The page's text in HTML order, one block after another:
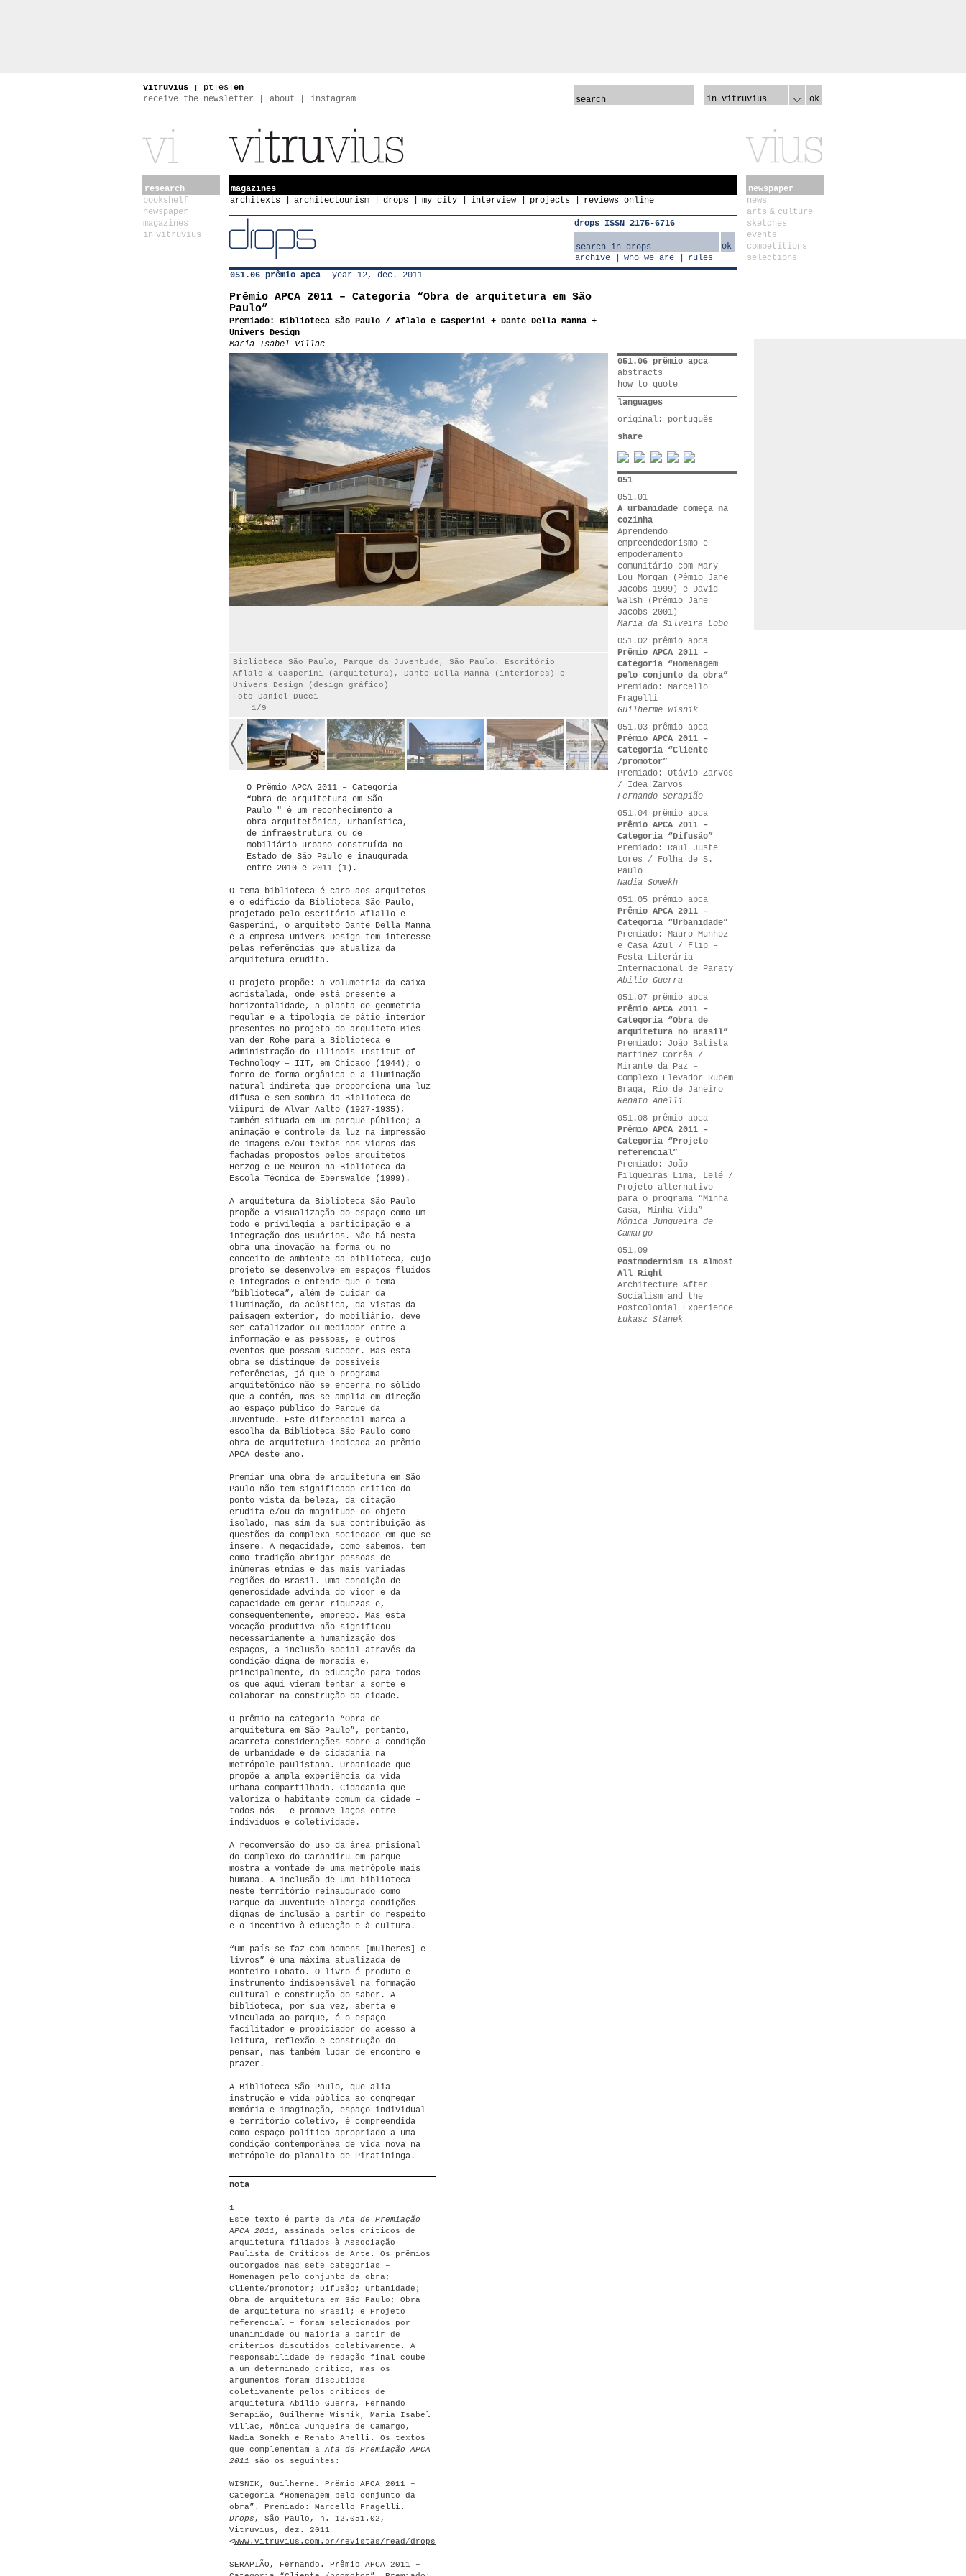
vitruvius | pt | es | en
receive the newsletter
about instagram in vitruvius ok
research
bookshelf
newspaper
magazines
in vitruvius
magazines
architexts
architectourism drops my city interview projects reviews online
drops ISSN 2175-6716
ok
archive
who we are
rules
051.06 prêmio apca
year 12, dec. 2011
Prêmio APCA 2011 – Categoria “Obra de arquitetura em São
Paulo”
Premiado: Biblioteca São Paulo / Aflalo e Gasperini + Dante Della Manna +
Univers Design
Maria Isabel Villac
Biblioteca São Paulo, Parque da Juventude, São Paulo. Escritório
Aflalo & Gasperini (arquitetura), Dante Della Manna (interiores) e
Univers Design (design gráfico)
Foto Daniel Ducci
1/9
O Prêmio APCA 2011 – Categoria
“Obra de arquitetura em São
Paulo " é um reconhecimento a
obra arquitetônica, urbanística,
de infraestrutura ou de
mobiliário urbano construída no
Estado de São Paulo e inaugurada
entre 2010 e 2011 (1).
O tema biblioteca é caro aos arquitetos
e o edifício da Biblioteca São Paulo,
projetado pelo escritório Aflallo e
Gasperini, o arquiteto Dante Della Manna
e a empresa Univers Design tem interesse
pelas referências que atualiza da
arquitetura erudita.
O projeto propõe: a volumetria da caixa
acristalada, onde está presente a
horizontalidade, a planta de geometria
regular e a tipologia de pátio interior
presentes no projeto do arquiteto Mies
van der Rohe para a Biblioteca e
Administração do Illinois Institut of
Technology – IIT, em Chicago (1944); o
forro de forma orgânica e a iluminação
natural indireta que proporciona uma luz
difusa e sem sombra da Biblioteca de
Viipuri de Alvar Aalto (1927-1935),
também situada em um parque público; a
animação e controle da luz na impressão
de imagens e/ou textos nos vidros das
fachadas propostos pelos arquitetos
Herzog e De Meuron na Biblioteca da
Escola Técnica de Eberswalde (1999).
A arquitetura da Biblioteca São Paulo
propõe a visualização do espaço como um
todo e privilegia a participação e a
integração dos usuários. Não há nesta
obra uma inovação na forma ou no
conceito de ambiente da biblioteca, cujo
projeto se desenvolve em espaços fluidos
e integrados e entende que o tema
“biblioteca”, além de cuidar da
iluminação, da acústica, da vistas da
paisagem exterior, do mobiliário, deve
ser catalizador ou mediador entre a
informação e as pessoas, e outros
eventos que possam suceder. Mas esta
obra se distingue de possíveis
referências, já que o programa
arquitetônico não se encerra no sólido
que a contém, mas se amplia em direção
ao espaço público do Parque da
Juventude. Este diferencial marca a
escolha da Biblioteca São Paulo como
obra de arquitetura indicada ao prêmio
APCA deste ano.
Premiar uma obra de arquitetura em São
Paulo não tem significado critico do
ponto vista da beleza, da citação
erudita e/ou da magnitude do objeto
isolado, mas sim da sua contribuição às
questões da complexa sociedade em que se
insere. A megacidade, como sabemos, tem
como tradição abrigar pessoas de
inúmeras etnias e das mais variadas
regiões do Brasil. Uma condição de
generosidade advinda do vigor e da
capacidade em gerar riquezas e,
consequentemente, emprego. Mas esta
vocação produtiva não significou
necessariamente a humanização dos
espaços, a inclusão social através da
condição digna de moradia e,
principalmente, da educação para todos
os que aqui vieram tentar a sorte e
colaborar na construção da cidade.
O prêmio na categoria “Obra de
arquitetura em São Paulo”, portanto,
acarreta considerações sobre a condição
de urbanidade e de cidadania na
metrópole paulistana. Urbanidade que
propõe a ampla experiência da vida
urbana compartilhada. Cidadania que
valoriza o habitante comum da cidade –
todos nós – e promove laços entre
indivíduos e coletividade.
A reconversão do uso da área prisional
do Complexo do Carandiru em parque
mostra a vontade de uma metrópole mais
humana. A inclusão de uma biblioteca
neste território reinaugurado como
Parque da Juventude alberga condições
dignas de inclusão a partir do respeito
e o incentivo à educação e à cultura.
“Um país se faz com homens [mulheres] e
livros” é uma máxima atualizada de
Monteiro Lobato. O livro é produto e
instrumento indispensável na formação
cultural e construção do saber. A
biblioteca, por sua vez, aberta e
vinculada ao parque, é o espaço
facilitador e propiciador do acesso à
leitura, reflexão e construção do
pensar, mas também lugar de encontro e
prazer.
A Biblioteca São Paulo, que alia
instrução e vida pública ao congregar
memória e imaginação, espaço individual
e território coletivo, é compreendida
como espaço político apropriado a uma
condição contemporânea de vida nova na
metrópole do planalto de Piratininga.
nota
1
Este texto é parte daAta de Premiação
APCA 2011 , assinada pelos críticos de
arquitetura filiados à Associação
Paulista de Críticos de Arte. Os prêmios
outorgados nas sete categorias –
Homenagem pelo conjunto da obra;
Cliente/promotor; Difusão; Urbanidade;
Obra de arquitetura em São Paulo; Obra
de arquitetura no Brasil; e Projeto
referencial – foram selecionados por
unanimidade ou maioria a partir de
critérios discutidos coletivamente. A
responsabilidade de redação final coube
a um determinado crítico, mas os
argumentos foram discutidos
coletivamente pelos críticos de
arquitetura Abilio Guerra, Fernando
Serapião, Guilherme Wisnik, Maria Isabel
Villac, Mônica Junqueira de Camargo,
Nadia Somekh e Renato Anelli. Os textos
que complementam aAta de Premiação APCA
2011 são os seguintes:
WISNIK, Guilherne. Prêmio APCA 2011 –
Categoria “Homenagem pelo conjunto da
obra”. Premiado: Marcello Fragelli.
Drops , São Paulo, n. 12.051.02,
Vitruvius, dez. 2011
<www.vitruvius.com.br/revistas/read/drops/12.051/4148
SERAPIÃO, Fernando. Prêmio APCA 2011 –
051.06 prêmio apca
abstracts
how to quote
languages
original: português
share
051
051.01
A urbanidade começa na
cozinha
Aprendendo
empreendedorismo e
empoderamento
comunitário com Mary
Lou Morgan (Pêmio Jane
Jacobs 1999) e David
Walsh (Prêmio Jane
Jacobs 2001)
Maria da Silveira Lobo
051.02 prêmio apca
Prêmio APCA 2011 –
Categoria “Homenagem
pelo conjunto da obra”
Premiado: Marcello
Fragelli
Guilherme Wisnik
051.03 prêmio apca
Prêmio APCA 2011 –
Categoria “Cliente
/promotor”
Premiado: Otávio Zarvos
/ Idea!Zarvos
Fernando Serapião
051.04 prêmio apca
Prêmio APCA 2011 –
Categoria “Difusão”
Premiado: Raul Juste
Lores / Folha de S.
Paulo
Nadia Somekh
051.05 prêmio apca
Prêmio APCA 2011 –
Categoria “Urbanidade”
Premiado: Mauro Munhoz
e Casa Azul / Flip –
Festa Literária
Internacional de Paraty
Abilio Guerra
051.07 prêmio apca
Prêmio APCA 2011 –
Categoria “Obra de
arquitetura no Brasil”
Premiado: João Batista
Martinez Corrêa /
Mirante da Paz –
Complexo Elevador Rubem
Braga, Rio de Janeiro
Renato Anelli
051.08 prêmio apca
Prêmio APCA 2011 –
Categoria “Projeto
referencial”
Premiado: João
Filgueiras Lima, Lelé /
Projeto alternativo
para o programa “Minha
Casa, Minha Vida”
Mônica Junqueira de
Camargo
051.09
Postmodernism Is Almost
All Right
Architecture After
Socialism and the
Postcolonial Experience
Łukasz Stanek
newspaper
news
arts & culture
sketches
events
competitions
selections